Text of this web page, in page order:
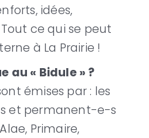
idées,
ce qui se peut
à La Prairie !
au « Bidule » ?
émises par : les
et permanent-e-s
Primaire,